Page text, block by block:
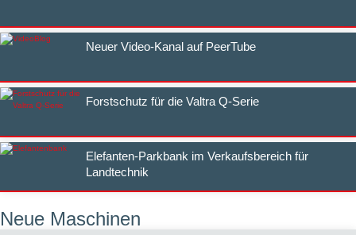
Neuer Video-Kanal auf PeerTube
Forstschutz für die Valtra Q-Serie
Elefanten-Parkbank im Verkaufsbereich für
Landtechnik
Neue Maschinen